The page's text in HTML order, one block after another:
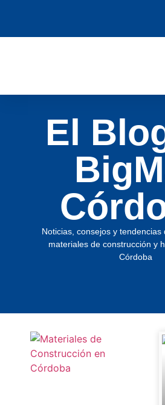
El
Noticias, consejos y tendencias
materiales de construcción y
Córdoba